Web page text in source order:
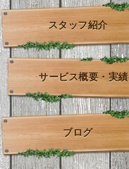
スタッフ紹介
サービス概要・実績
ブログ